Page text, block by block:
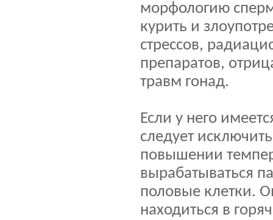
морфологию
курить и
стрессов,
препаратов,
травм гонад.
Если у него
следует
повышении
вырабатываться
половые клетки.
находиться в